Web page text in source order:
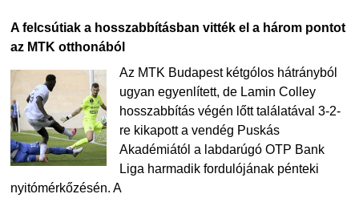
A felcsútiak a hosszabbításban vitték el a három pontot
az MTK otthonából
Az MTK Budapest kétgólos hátrányból
ugyan egyenlített, de Lamin Colley
hosszabbítás végén lőtt találatával 3-2-
re kikapott a vendég Puskás
Akadémiától a labdarúgó OTP Bank
Liga harmadik fordulójának pénteki
nyitómérkőzésén. A